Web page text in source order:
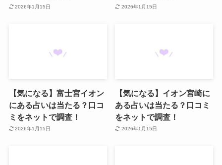
2026年1月15日 2026年1月15日
【気になる】富士宮イオン
にある占いは当たる？口コ
ミをネットで調査！
2026年1月15日
【気になる】イオン宮崎に
ある占いは当たる？口コミ
をネットで調査！
2026年1月15日